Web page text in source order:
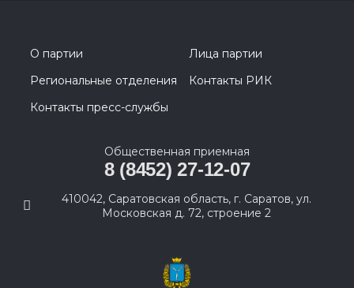
О партии
Лица партии
Региональные отделения
Контакты РИК
Контакты пресс-службы
Общественная приемная
8 (8452) 27-12-07
410042, Саратовская область, г. Саратов, ул.
Московская д. 72, строение 2